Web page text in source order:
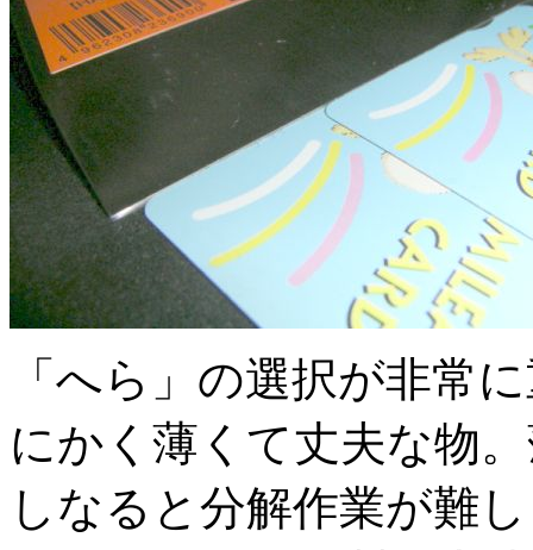
「へら」の選択が非常
にかく薄くて丈夫な物
しなると分解作業が難